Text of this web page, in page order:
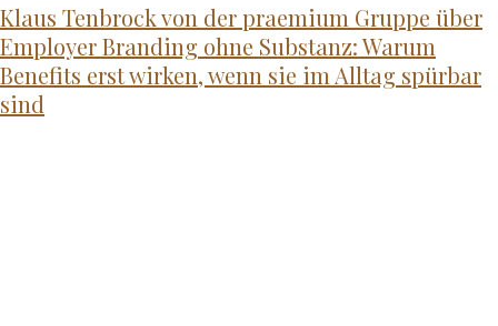
Klaus Tenbrock von der praemium Gruppe über
Employer Branding ohne Substanz: Warum
Benefits erst wirken, wenn sie im Alltag spürbar
sind